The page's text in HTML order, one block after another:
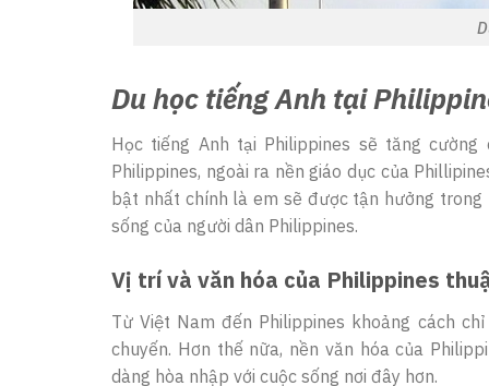
Du học tiếng Anh tại
Học tiếng Anh tại Philippines sẽ tăng
Philippines, ngoài ra nền giáo dục của
bật nhất chính là em sẽ được tận hưởng
sống của người dân Philippines.
Vị trí và văn hóa của Philippines
Từ Việt Nam đến Philippines khoảng cách
chuyến. Hơn thế nữa, nền văn hóa của
dàng hòa nhập với cuộc sống nơi đây hơn.